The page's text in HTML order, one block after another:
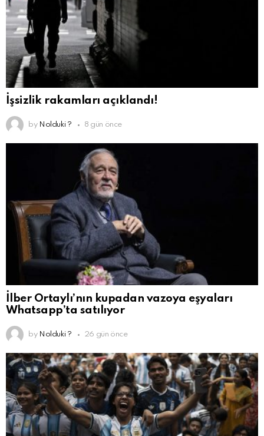
İşsizlik rakamları açıklandı!
by Nolduki ? 8 gün önce
İlber Ortaylı’nın kupadan vazoya eşyaları
Whatsapp’ta satılıyor
by Nolduki ? 26 gün önce